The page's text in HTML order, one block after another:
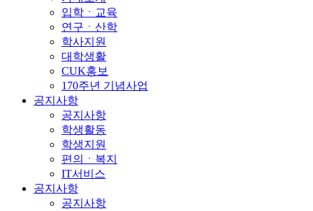
입학ㆍ교육
연구ㆍ산학
학사지원
대학생활
CUK홍보
170주년 기념사업
공지사항
공지사항
학생활동
학생지원
편의ㆍ복지
IT서비스
공지사항
공지사항